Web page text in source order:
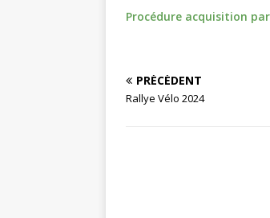
Procédure acquisition
PRÉCÉDENT
Rallye Vélo 2024